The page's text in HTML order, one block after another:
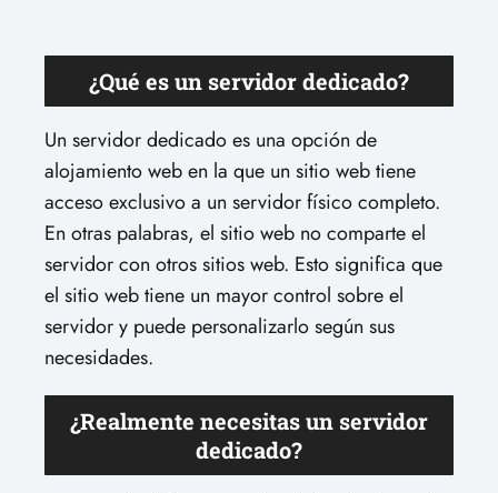
¿Qué es un servidor dedicado?
Un servidor dedicado es una opción de
alojamiento web en la que un sitio web tiene
acceso exclusivo a un servidor físico completo.
En otras palabras, el sitio web no comparte el
servidor con otros sitios web. Esto significa que
el sitio web tiene un mayor control sobre el
servidor y puede personalizarlo según sus
necesidades.
¿Realmente necesitas un servidor
dedicado?